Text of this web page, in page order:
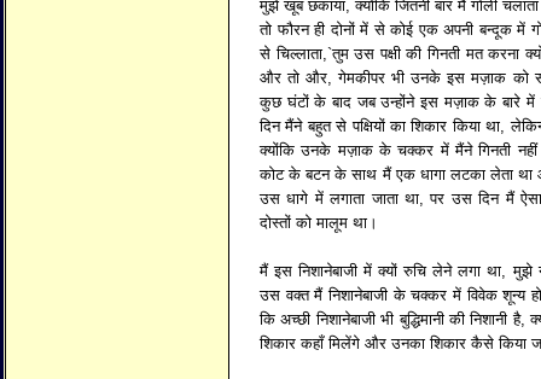
मुझे खूब छकाया, क्योंकि जितनी बार मैं गोली
तो फौरन ही दोनों में से कोई एक अपनी बन्दूक में
से चिल्लाता,`तुम उस पक्षी की गिनती मत करना
और तो और, गेमकीपर भी उनके इस मज़ाक को
कुछ घंटों के बाद जब उन्होंने इस मज़ाक के बारे में
दिन मैंने बहुत से पक्षियों का शिकार किया था,
क्योंकि उनके मज़ाक के चक्कर में मैंने गिनती
कोट के बटन के साथ मैं एक धागा लटका लेता था
उस धागे में लगाता जाता था, पर उस दिन मैं
दोस्तों को मालूम था।
मैं इस निशानेबाजी में क्यों रुचि लेने लगा था,
उस वक्त मैं निशानेबाजी के चक्कर में विवेक शून्य
कि अच्छी निशानेबाजी भी बुद्धिमानी की निशानी
शिकार कहाँ मिलेंगे और उनका शिकार कैसे किया